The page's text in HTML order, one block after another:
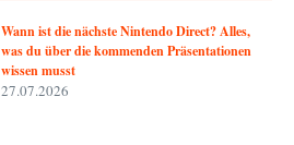
Wann ist die nächste Nintendo Direct? Alles,
was du über die kommenden Präsentationen
wissen musst
27.07.2026